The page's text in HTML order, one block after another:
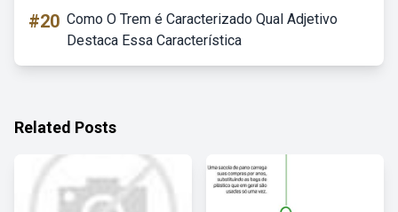
#20 Como O Trem é Caracterizado Qual Adjetivo
Destaca Essa Característica
Related Posts